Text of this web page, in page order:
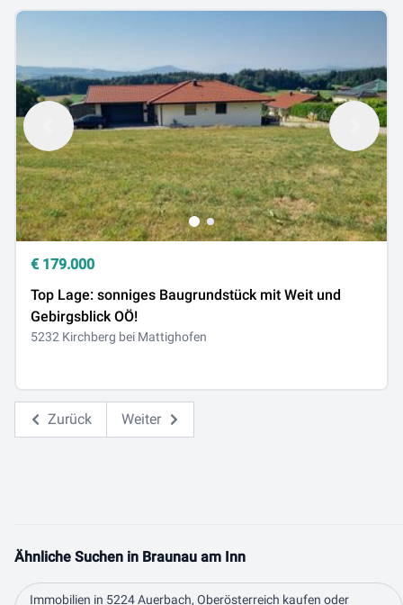
€ 179.000
Top Lage: sonniges Baugrundstück mit Weit und
Gebirgsblick OÖ!
5232 Kirchberg bei Mattighofen
Zurück Weiter
Ähnliche Suchen in Braunau am Inn
Immobilien in 5224 Auerbach, Oberösterreich kaufen oder